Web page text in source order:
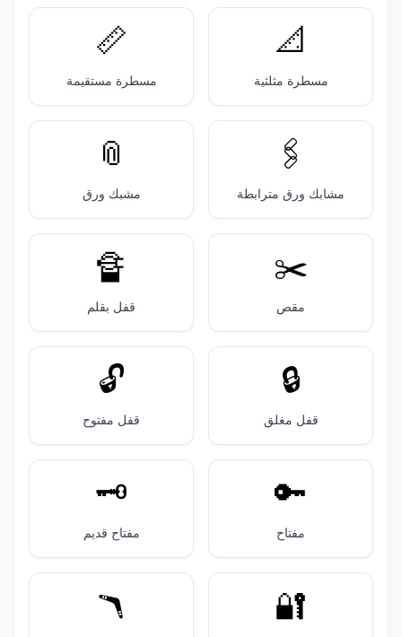
📐
مسطرة مثلثية
📏
مسطرة مستقيمة
🖇️
مشابك ورق مترابطة
📎
مشبك ورق
✂️
مقص
🔏
قفل بقلم
🔒️
قفل مغلق
🔓️
قفل مفتوح
🔑
مفتاح
🗝️
مفتاح قديم
🔐
🪃